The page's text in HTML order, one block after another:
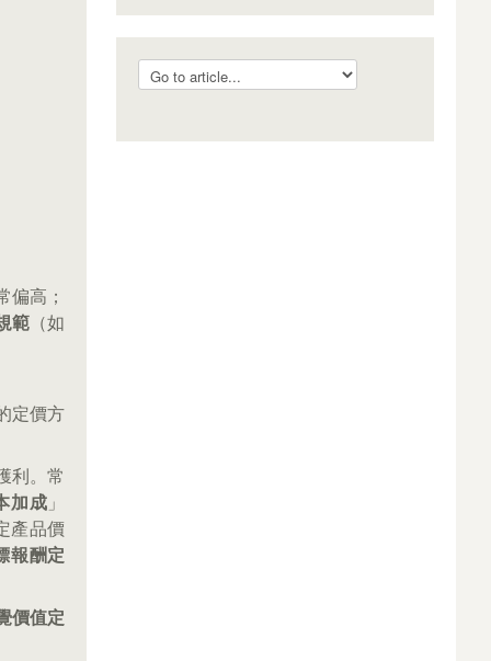
偏高；
範 （如
定價方
利。常
加成 」
產品價
報酬定
價值定